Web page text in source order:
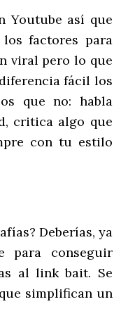
Youtube así que
factores para
viral pero lo que
fácil los
que no: habla
critica algo que
con tu estilo
Deberías, ya
para conseguir
al link bait. Se
simplifican un